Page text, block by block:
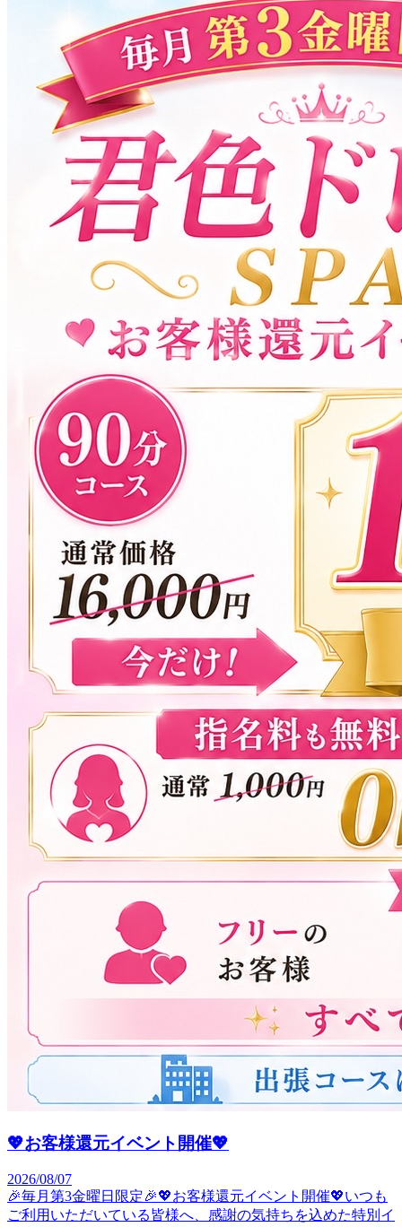
💖お客様還元イベント開催💖
2026/08/07
🎉毎月第3金曜日限定🎉💖お客様還元イベント開催💖いつも
ご利用いただいている皆様へ、感謝の気持ちを込めた特別イ